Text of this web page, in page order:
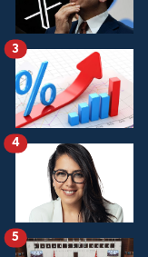
3
4
5